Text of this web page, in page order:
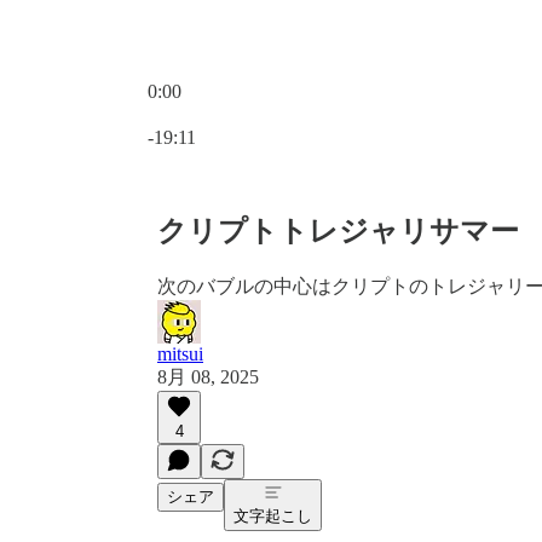
0:00
-19:11
クリプトトレジャリサマー
次のバブルの中心はクリプトのトレジャリ
mitsui
8月 08, 2025
4
シェア
文字起こし